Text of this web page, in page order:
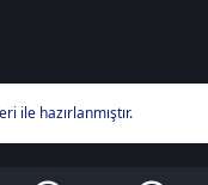
ile hazırlanmıştır.